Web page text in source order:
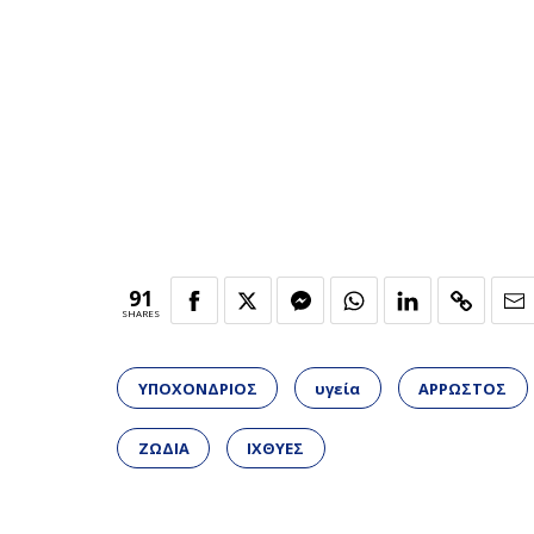
91
SHARES
ΥΠΟΧΟΝΔΡΙΟΣ υγεία ΑΡΡΩΣΤΟΣ
ΖΩΔΙΑ ΙΧΘΥΕΣ